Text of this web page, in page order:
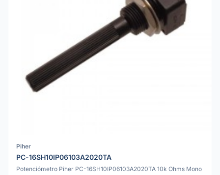
Piher
PC-16SH10IP06103A2020TA
Potenciómetro Piher PC-16SH10IP06103A2020TA 10k Ohms Mono